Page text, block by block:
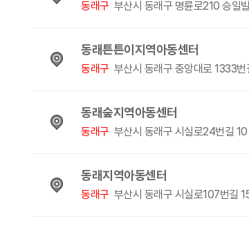
동래구 부산시 동래구 명륜로210 승일
동래튼튼이지역아동센터
동래구 부산시 동래구 중앙대로 1333
동래숲지역아동센터
동래구 부산시 동래구 시실로24번길
동래지역아동센터
동래구 부산시 동래구 시실로107번길